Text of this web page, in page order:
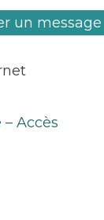
un message
Accès